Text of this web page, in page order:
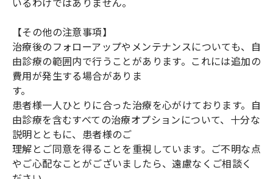
【その他の注意事項】
治療後のフォローアップやメンテナンスについても、自
由診療の範囲内で行うことがあります。これには追加の
費用が発生する場合がありま
す。
患者様一人ひとりに合った治療を心がけております。自
由診療を含むすべての治療オプションについて、十分な
説明とともに、患者様のご
理解とご同意を得ることを重視しています。ご不明な点
やご心配なことがございましたら、遠慮なくご相談く